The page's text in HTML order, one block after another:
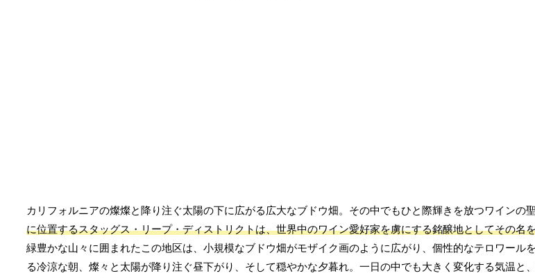
カリフォルニアの燦燦と降り注ぐ太陽の下に広がる広大なブドウ畑。その中でもひと際輝きを放つワインの
に位置するスタッグス・リープ・ディストリクトは、世界中のワイン愛好家を虜にする銘醸地としてその名
緑豊かな山々に囲まれたこの地区は、小規模なブドウ畑がモザイク画のように広がり、個性的なテロワール
る冷涼な朝、燦々と太陽が降り注ぐ昼下がり、そして穏やかな夕暮れ。一日の中でも大きく変化する気温と